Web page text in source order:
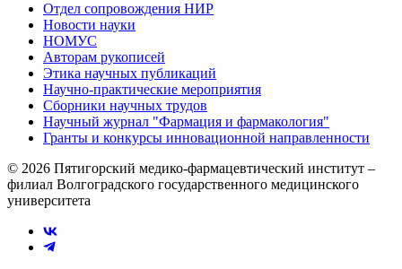
Отдел сопровождения НИР
Новости науки
НОМУС
Авторам рукописей
Этика научных публикаций
Научно-практические мероприятия
Сборники научных трудов
Научный журнал "Фармация и фармакология"
Гранты и конкурсы инновационной направленности
© 2026 Пятигорский медико-фармацевтический институт –
филиал Волгоградского государственного медицинского
университета